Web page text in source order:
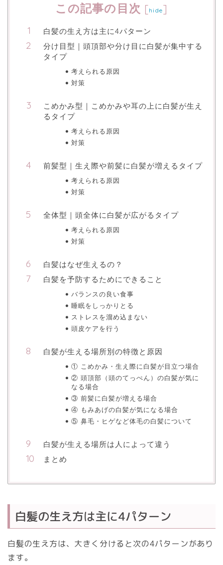
この記事の目次 [hide]
白髪の生え方は主に4パターン
分け目型｜頭頂部や分け目に白髪が集中する
タイプ
考えられる原因
対策
こめかみ型｜こめかみや耳の上に白髪が生え
るタイプ
考えられる原因
対策
前髪型｜生え際や前髪に白髪が増えるタイプ
考えられる原因
対策
全体型｜頭全体に白髪が広がるタイプ
考えられる原因
対策
白髪はなぜ生えるの？
白髪を予防するためにできること
バランスの良い食事
睡眠をしっかりとる
ストレスを溜め込まない
頭皮ケアを行う
白髪が生える場所別の特徴と原因
① こめかみ・生え際に白髪が目立つ場合
② 頭頂部（頭のてっぺん）の白髪が気に
なる場合
③ 前髪に白髪が増える場合
④ もみあげの白髪が気になる場合
⑤ 鼻毛・ヒゲなど体毛の白髪について
白髪が生える場所は人によって違う
まとめ
白髪の生え方は主に4パターン
白髪の生え方は、大きく分けると次の4パターンがあり
ます。